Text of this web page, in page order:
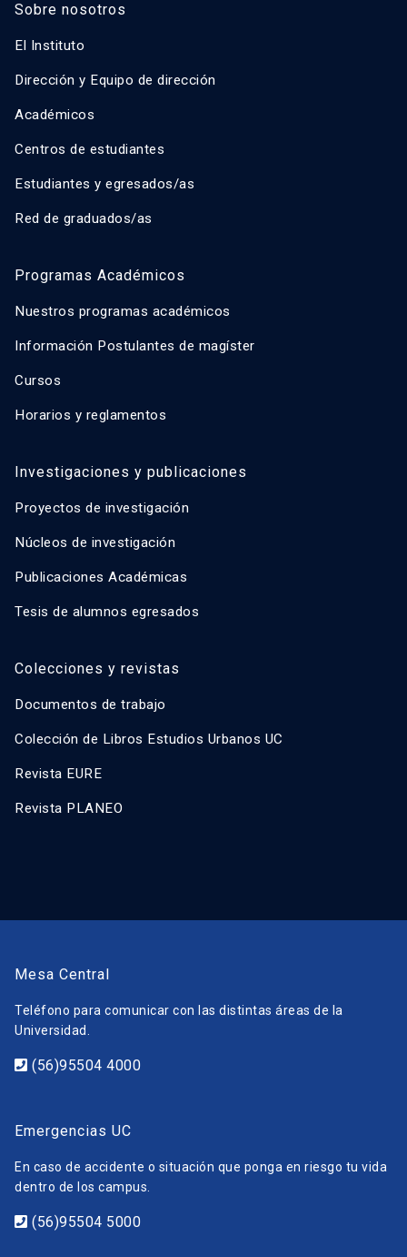
Sobre nosotros
El Instituto
Dirección y Equipo de dirección
Académicos
Centros de estudiantes
Estudiantes y egresados/as
Red de graduados/as
Programas Académicos
Nuestros programas académicos
Información Postulantes de magíster
Cursos
Horarios y reglamentos
Investigaciones y publicaciones
Proyectos de investigación
Núcleos de investigación
Publicaciones Académicas
Tesis de alumnos egresados
Colecciones y revistas
Documentos de trabajo
Colección de Libros Estudios Urbanos UC
Revista EURE
Revista PLANEO
Mesa Central
Teléfono para comunicar con las distintas áreas de la
Universidad.
(56)95504 4000
Emergencias UC
En caso de accidente o situación que ponga en riesgo tu vida
dentro de los campus.
(56)95504 5000